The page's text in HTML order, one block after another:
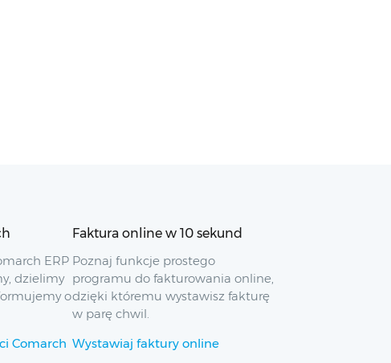
ERP
dzielimy
o
Comarch
Faktura online w 10 sekund
Poznaj funkcje prostego
programu do fakturowania online,
dzięki któremu wystawisz fakturę
w parę chwil.
Wystawiaj faktury online